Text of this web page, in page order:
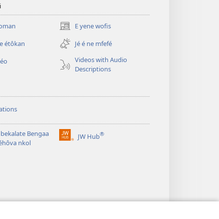
E yene wofis
(opens
new
window)
étôkan
Jé é ne mfefé
Videos with Audio
Descriptions
Bengaa
nkol
JW Hub®
(opens